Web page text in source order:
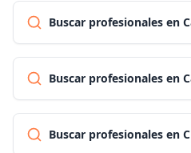
Buscar profesionales en
Buscar profesionales en
Buscar profesionales en